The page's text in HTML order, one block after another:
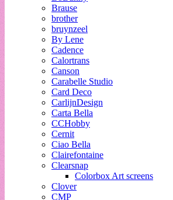
Brause
brother
bruynzeel
By Lene
Cadence
Calortrans
Canson
Carabelle Studio
Card Deco
CarlijnDesign
Carta Bella
CCHobby
Cernit
Ciao Bella
Clairefontaine
Clearsnap
Colorbox Art screens
Clover
CMP